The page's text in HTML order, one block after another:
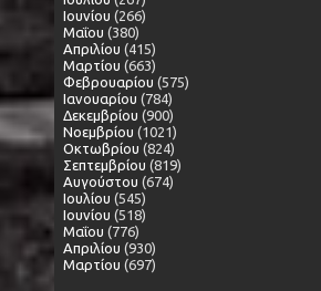
Ιουνίου (266)
Μαΐου (380)
Απριλίου (415)
Μαρτίου (663)
Φεβρουαρίου (575)
Ιανουαρίου (784)
Δεκεμβρίου (900)
Νοεμβρίου (1021)
Οκτωβρίου (824)
Σεπτεμβρίου (819)
Αυγούστου (674)
Ιουλίου (545)
Ιουνίου (518)
Μαΐου (776)
Απριλίου (930)
Μαρτίου (697)